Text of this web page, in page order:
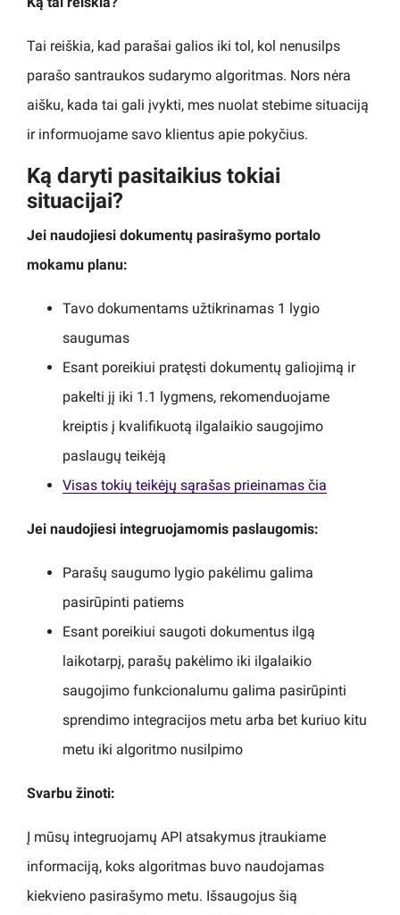
Tai reiškia, kad parašai galios iki tol, kol nenusilps
parašo santraukos sudarymo algoritmas. Nors nėra
aišku, kada tai gali įvykti, mes nuolat stebime situaciją
ir informuojame savo klientus apie pokyčius.
Ką daryti pasitaikius tokiai
situacijai?
Jei naudojiesi dokumentų pasirašymo portalo
mokamu planu:
Tavo dokumentams užtikrinamas 1 lygio
saugumas
Esant poreikiui pratęsti dokumentų galiojimą ir
pakelti jį iki 1.1 lygmens, rekomenduojame
kreiptis į kvalifikuotą ilgalaikio saugojimo
paslaugų teikėją
Visas tokių teikėjų sąrašas prieinamas čia
Jei naudojiesi integruojamomis paslaugomis:
Parašų saugumo lygio pakėlimu galima
pasirūpinti patiems
Esant poreikiui saugoti dokumentus ilgą
laikotarpį, parašų pakėlimo iki ilgalaikio
saugojimo funkcionalumu galima pasirūpinti
sprendimo integracijos metu arba bet kuriuo kitu
metu iki algoritmo nusilpimo
Svarbu žinoti:
Į mūsų integruojamų API atsakymus įtraukiame
informaciją, koks algoritmas buvo naudojamas
kiekvieno pasirašymo metu. Išsaugojus šią